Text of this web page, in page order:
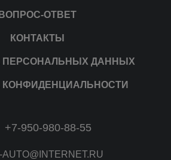
ВОПРОС-ОТВЕТ
КОНТАКТЫ
ПЕРСОНАЛЬНЫХ ДАННЫХ
КОНФИДЕНЦИАЛЬНОСТИ
+7-950-980-88-55
AUTO@INTERNET.RU